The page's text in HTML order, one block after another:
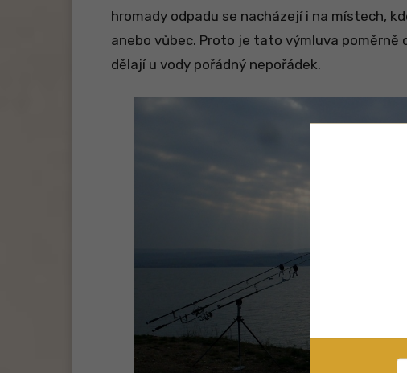
hromady odpadu se nacházejí i na místech,
anebo vůbec. Proto je tato výmluva poměrně
dělají u vody pořádný nepořádek.